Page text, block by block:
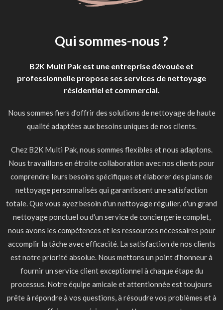
Qui sommes-nous ?
B2K Multi Pak est une entreprise dévouée et
professionnelle propose ses services de nettoyage
résidentiel et commercial.
Nous sommes fiers d'offrir des solutions de nettoyage de haute
qualité adaptées aux besoins uniques de nos clients.
Chez B2K Multi Pak, nous sommes flexibles et nous adaptons.
Nous travaillons en étroite collaboration avec nos clients pour
comprendre leurs besoins spécifiques et élaborer des plans de
nettoyage personnalisés qui garantissent une satisfaction
totale. Que vous ayez besoin d'un nettoyage régulier, d'un grand
nettoyage ponctuel ou d'un service de conciergerie complet,
nous avons les compétences et les ressources nécessaires pour
accomplir la tâche avec efficacité. La satisfaction de nos clients
est notre priorité absolue. Nous mettons un point d'honneur à
fournir un service client exceptionnel à chaque étape du
processus. Notre équipe amicale et attentionnée est toujours
prête à répondre à vos questions, à résoudre vos problèmes et à